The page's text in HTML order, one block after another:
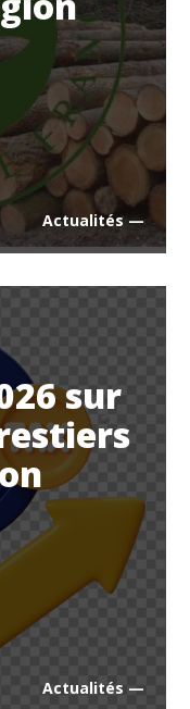
Actualités —
sur
Actualités —